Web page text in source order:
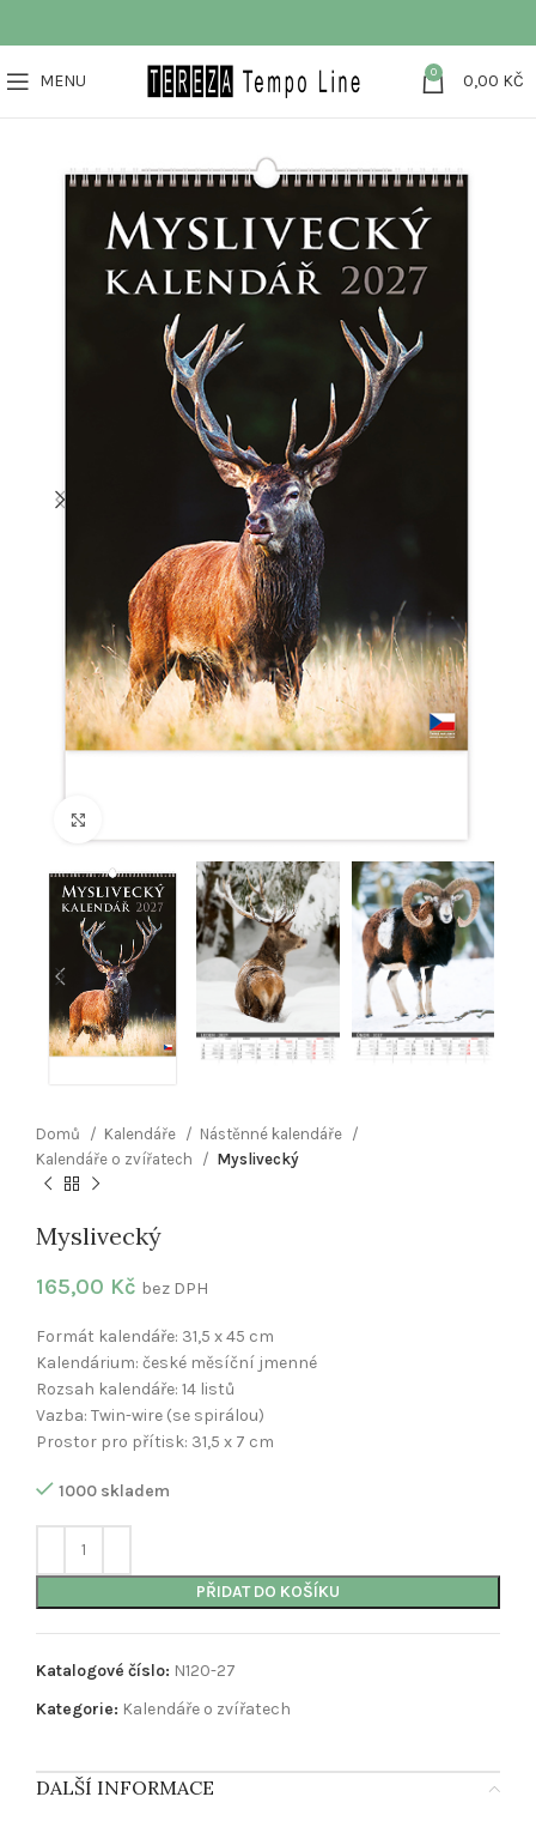
MENU 0 0,00 KČ
Domů Kalendáře
Nástěnné kalendáře
Kalendáře o zvířatech
Myslivecký
Myslivecký
165,00 Kč bez DPH
Formát kalendáře: 31,5 x 45 cm
Kalendárium: české měsíční jmenné
Rozsah kalendáře: 14 listů
Vazba: Twin-wire (se spirálou)
Prostor pro přítisk: 31,5 x 7 cm
1000 skladem
PŘIDAT DO KOŠÍKU
Katalogové číslo: N120-27
Kategorie: Kalendáře o zvířatech
DALŠÍ INFORMACE